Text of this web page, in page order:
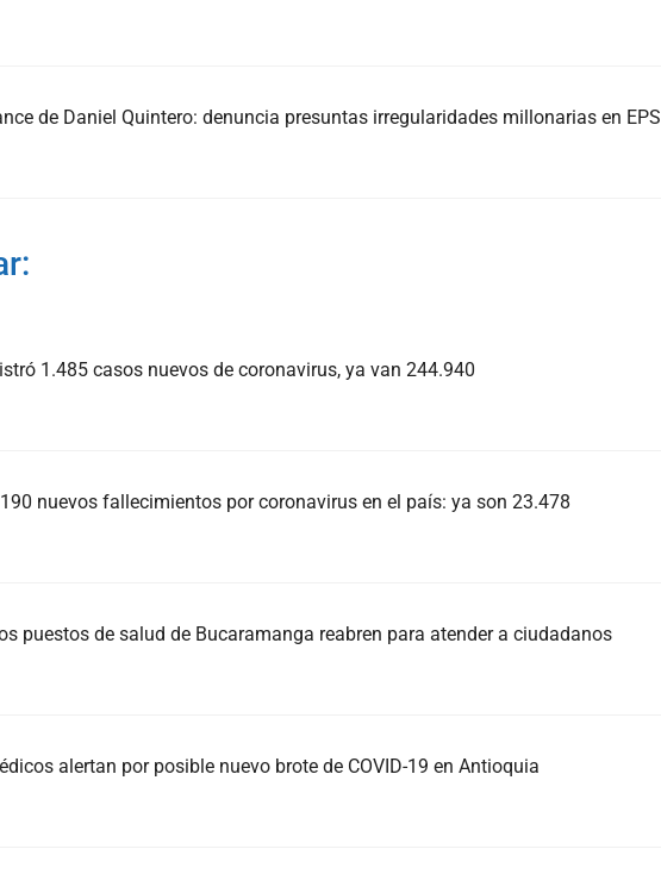
de Daniel Quintero: denuncia presuntas irregularidades millonarias en EPS
1.485 casos nuevos de coronavirus, ya van 244.940
nuevos fallecimientos por coronavirus en el país: ya son 23.478
puestos de salud de Bucaramanga reabren para atender a ciudadanos
alertan por posible nuevo brote de COVID-19 en Antioquia